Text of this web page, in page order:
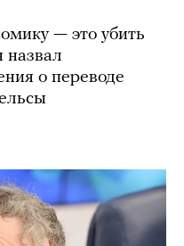
— это убить
назвал
о переводе